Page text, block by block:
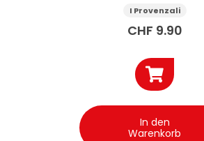
ml
I Provenzali
CHF 9.90
In den
Warenkorb